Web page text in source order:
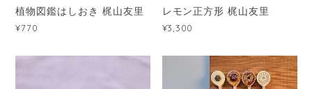
植物図鑑はしおき 梶山友里
¥770
レモン正方形 梶山友里
¥3,300